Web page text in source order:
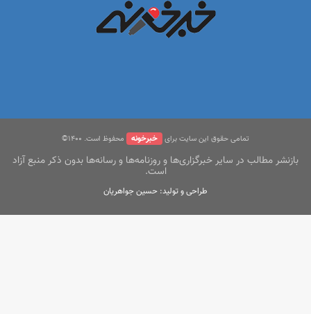
تمامی حقوق این سایت برای خبرخونه محفوظ است. ۱400©
بازنشر مطالب در سایر خبرگزاری‌ها و روزنامه‌ها و رسانه‌ها بدون ذکر منبع آزاد
است.
طراحی و تولید: حسین جواهریان